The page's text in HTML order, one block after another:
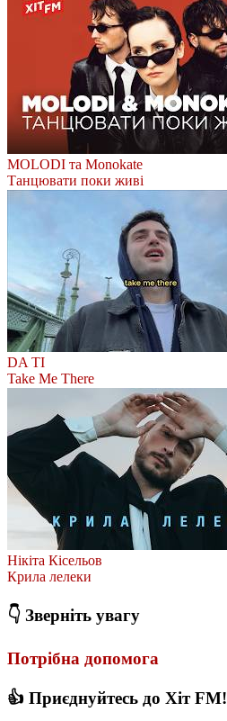
MOLODI та Monokate
Танцювати поки живі
DA TI
Take Me There
Нікіта Кісельов
Крила лелеки
👇 Зверніть увагу
Потрібна допомога
👍 Приєднуйтесь до Хіт FM!